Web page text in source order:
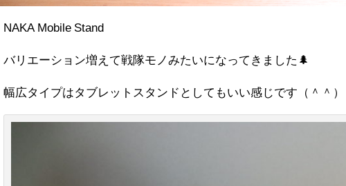
NAKA Mobile Stand
バリエーション増えて戦隊モノみたいになってきました🌲
幅広タイプはタブレットスタンドとしてもいい感じです（＾＾）